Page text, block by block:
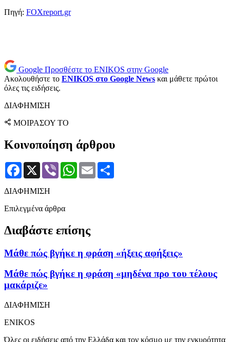
Πηγή: FOXreport.gr
Google Προσθέστε το ENIKOS στην Google
Ακολουθήστε το ENIKOS στο Google News και μάθετε πρώτοι
όλες τις ειδήσεις.
ΔΙΑΦΗΜΙΣΗ
ΜΟΙΡΑΣΟΥ ΤΟ
Κοινοποίηση άρθρου
Facebook
X Viber WhatsApp
Email
ΔΙΑΦΗΜΙΣΗ
Επιλεγμένα άρθρα
Διαβάστε επίσης
Μάθε πώς βγήκε η φράση «ήξεις αφήξεις»
Μάθε πώς βγήκε η φράση «μηδένα προ του τέλους
μακάριζε»
ΔΙΑΦΗΜΙΣΗ
ENIKOS
Όλες οι ειδήσεις από την Ελλάδα και τον κόσμο με την εγκυρότητα